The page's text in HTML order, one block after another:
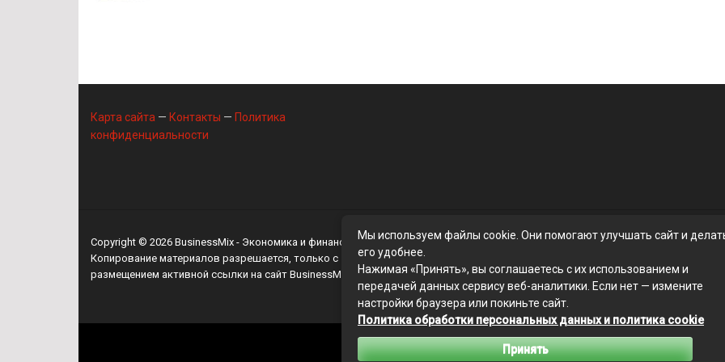
Карта сайта — Контакты — Политика
конфиденциальности
Copyright © 2026 BusinessMix - Экономика и финансы
Копирование материалов разрешается, только с
размещением активной ссылки на сайт BusinessMix
Связаться с редакцией сайта: businessmix.ru@mailwebsite.ru
Мы используем файлы cookie. Они помогают улучшать сайт и
его удобнее.
Нажимая «Принять», вы соглашаетесь с их использованием и
передачей данных сервису веб-аналитики. Если нет — измените
настройки браузера или покиньте сайт.
Политика обработки персональных данных и политика cookie
Принять